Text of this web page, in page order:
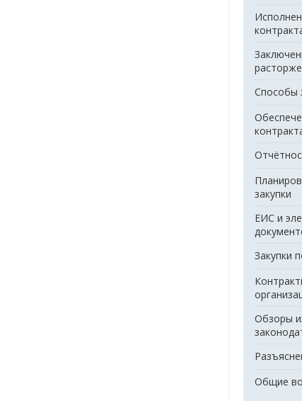
Способы
закупки
ЕИС и
Закупки
Обзоры
Общие